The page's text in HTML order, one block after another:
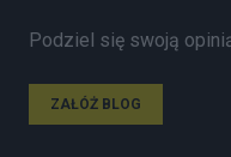
Podziel się swoją
ZAŁÓŻ BLOG